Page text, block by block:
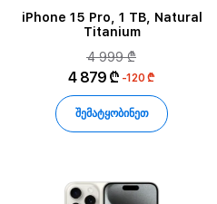
iPhone 15 Pro, 1 TB, Natural
Titanium
4 999 ₾
4 879 ₾ -120 ₾
შემატყობინეთ